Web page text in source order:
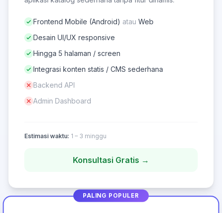
Frontend Mobile (Android) atau Web
Desain UI/UX responsive
Hingga 5 halaman / screen
Integrasi konten statis / CMS sederhana
Backend API
Admin Dashboard
Estimasi waktu: 1 – 3 minggu
Konsultasi Gratis →
PALING POPULER